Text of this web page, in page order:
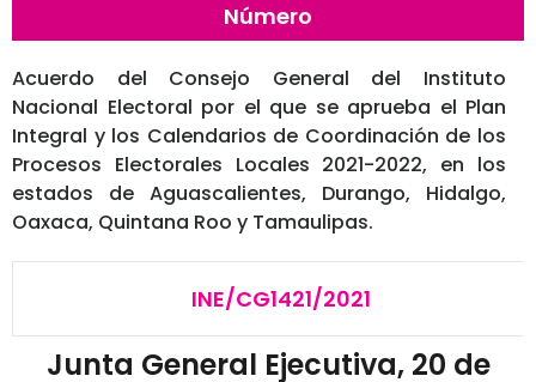
Número
Acuerdo del Consejo General del Instituto
Nacional Electoral por el que se aprueba el Plan
Integral y los Calendarios de Coordinación de los
Procesos Electorales Locales 2021-2022, en los
estados de Aguascalientes, Durango, Hidalgo,
Oaxaca, Quintana Roo y Tamaulipas.
INE/CG1421/2021
Junta General Ejecutiva, 20 de